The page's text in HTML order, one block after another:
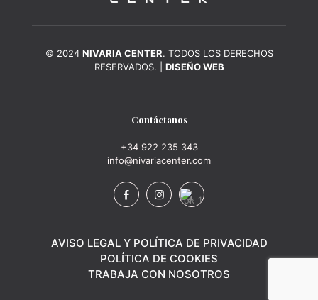
© 2024 NIVARIA CENTER. TODOS LOS DERECHOS
RESERVADOS. | DISEÑO WEB
Contáctanos
+34 922 235 343
info@nivariacenter.com
AVISO LEGAL Y POLÍTICA DE PRIVACIDAD
POLÍTICA DE COOKIES
TRABAJA CON NOSOTROS